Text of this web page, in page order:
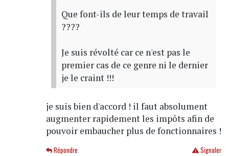
Que font-ils de leur temps de travail
????
Je suis révolté car ce n'est pas le
premier cas de ce genre ni le dernier
je le craint !!!
je suis bien d'accord ! il faut absolument
augmenter rapidement les impôts afin de
pouvoir embaucher plus de fonctionnaires !
Signaler
Répondre